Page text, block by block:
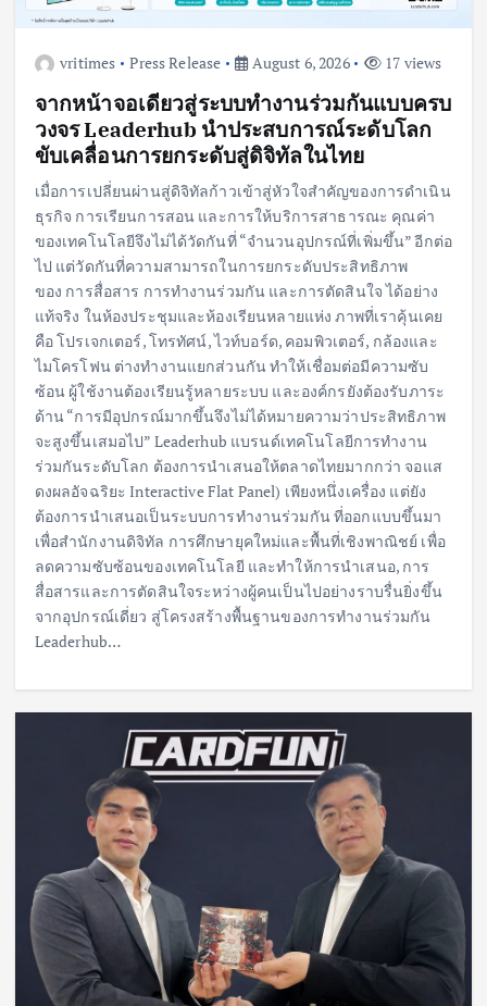
vritimes Press Release August 6, 2026 17 views
จากหน้าจอเดียวสู่ระบบทำงานร่วมกันแบบครบ
วงจร Leaderhub นำประสบการณ์ระดับโลก
ขับเคลื่อนการยกระดับสู่ดิจิทัลในไทย
เมื่อการเปลี่ยนผ่านสู่ดิจิทัลก้าวเข้าสู่หัวใจสำคัญของการดำเนิน
ธุรกิจ การเรียนการสอน และการให้บริการสาธารณะ คุณค่า
ของเทคโนโลยีจึงไม่ได้วัดกันที่ “จำนวนอุปกรณ์ที่เพิ่มขึ้น” อีกต่อ
ไป แต่วัดกันที่ความสามารถในการยกระดับประสิทธิภาพ
ของ การสื่อสาร การทำงานร่วมกัน และการตัดสินใจ ได้อย่าง
แท้จริง ในห้องประชุมและห้องเรียนหลายแห่ง ภาพที่เราคุ้นเคย
คือ โปรเจกเตอร์, โทรทัศน์, ไวท์บอร์ด, คอมพิวเตอร์, กล้องและ
ไมโครโฟน ต่างทำงานแยกส่วนกัน ทำให้เชื่อมต่อมีความซับ
ซ้อน ผู้ใช้งานต้องเรียนรู้หลายระบบ และองค์กรยังต้องรับภาระ
ด้าน “การมีอุปกรณ์มากขึ้นจึงไม่ได้หมายความว่าประสิทธิภาพ
จะสูงขึ้นเสมอไป” Leaderhub แบรนด์เทคโนโลยีการทำงาน
ร่วมกันระดับโลก ต้องการนำเสนอให้ตลาดไทยมากกว่า จอแส
ดงผลอัจฉริยะ Interactive Flat Panel) เพียงหนึ่งเครื่อง แต่ยัง
ต้องการนำเสนอเป็นระบบการทำงานร่วมกัน ที่ออกแบบขึ้นมา
เพื่อสำนักงานดิจิทัล การศึกษายุคใหม่และพื้นที่เชิงพาณิชย์ เพื่อ
ลดความซับซ้อนของเทคโนโลยี และทำให้การนำเสนอ, การ
สื่อสารและการตัดสินใจระหว่างผู้คนเป็นไปอย่างราบรื่นยิ่งขึ้น
จากอุปกรณ์เดี่ยว สู่โครงสร้างพื้นฐานของการทำงานร่วมกัน
Leaderhub…